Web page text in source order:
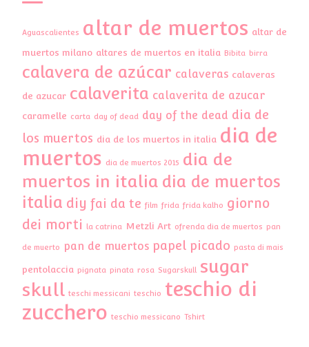
Aguascalientes altar de muertos altar de
muertos milano altares de muertos en italia Bibita birra
calavera de azúcar calaveras calaveras
de azucar calaverita calaverita de azucar
caramelle carta day of dead day of the dead dia de
los muertos dia de los muertos in italia dia de
muertos dia de muertos 2015 dia de
muertos in italia dia de muertos
italia diy fai da te film frida frida kalho giorno
dei morti
la catrina Metzli Art ofrenda dia de muertos pan
de muerto pan de muertos papel picado pasta di mais
pentolaccia pignata pinata rosa Sugarskull sugar
skull teschi messicani teschio teschio di
zucchero teschio messicano Tshirt